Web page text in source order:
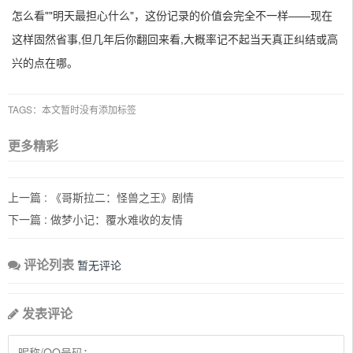
怎么看""明天最担心什么"，这份记录的价值会完全不一样——现在
这样固然省事,但几年后你翻回来看,大概率记不起当天真正纠结或高
兴的点在哪。
TAGS：本文暂时没有添加标签
更多精彩
上一篇 : 《哥斯拉二：怪兽之王》剧情
下一篇 : 做梦小记：覆水难收的友情
评论列表 暂无评论
发表评论